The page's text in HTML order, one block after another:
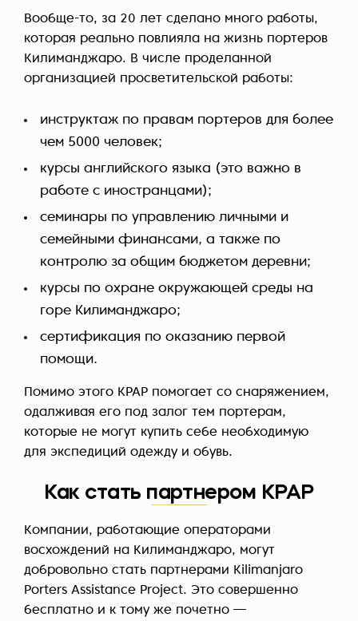
Вообще-то, за 20 лет сделано много работы,
которая реально повлияла на жизнь портеров
Килиманджаро. В числе проделанной
организацией просветительской работы:
инструктаж по правам портеров для более
чем 5000 человек;
курсы английского языка (это важно в
работе с иностранцами);
семинары по управлению личными и
семейными финансами, а также по
контролю за общим бюджетом деревни;
курсы по охране окружающей среды на
горе Килиманджаро;
сертификация по оказанию первой
помощи.
Помимо этого KPAP помогает со снаряжением,
одалживая его под залог тем портерам,
которые не могут купить себе необходимую
для экспедиций одежду и обувь.
Как стать партнером KPAP
Компании, работающие операторами
восхождений на Килиманджаро, могут
добровольно стать партнерами Kilimanjaro
Porters Assistance Project. Это совершенно
бесплатно и к тому же почетно —